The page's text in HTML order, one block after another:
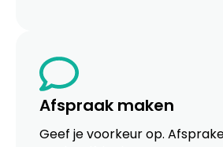
Afspraak maken
Geef je voorkeur op.